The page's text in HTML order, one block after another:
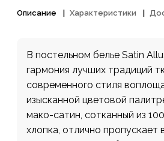
Описание Характеристики
В постельном белье Satin
гармония лучших традиций
современного стиля
изысканной цветовой
мако-сатин, сотканный из
хлопка, отлично пропускает